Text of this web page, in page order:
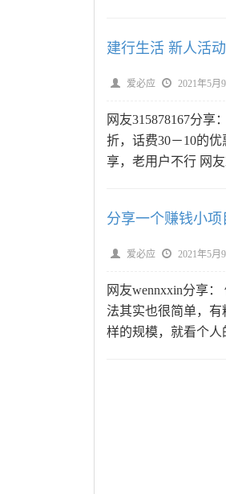
建行生活 新人活
爱必应 2021年5月
网友315878167分
折，话费30－10的
享，老用户不行 网
分享一个赚钱小
爱必应 2021年5月
网友wennxxin分享
法其实也很简单，
样的规模，就看个